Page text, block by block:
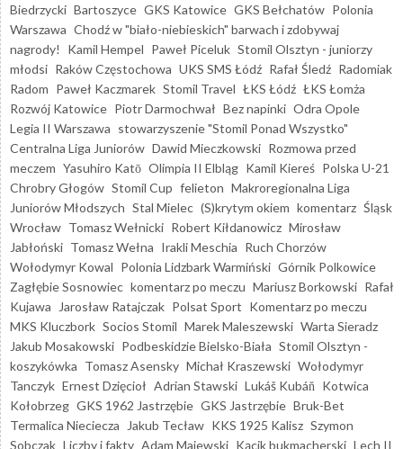
Biedrzycki Bartoszyce GKS Katowice GKS Bełchatów Polonia
Warszawa Chodź w "biało-niebieskich" barwach i zdobywaj
nagrody!
Kamil Hempel Paweł Piceluk Stomil Olsztyn - juniorzy
młodsi Raków Częstochowa UKS SMS Łódź Rafał Śledź Radomiak
Radom Paweł Kaczmarek Stomil Travel ŁKS Łódź ŁKS Łomża
Rozwój Katowice Piotr Darmochwał Bez napinki Odra Opole
Legia II Warszawa stowarzyszenie "Stomil Ponad Wszystko"
Centralna Liga Juniorów Dawid Mieczkowski Rozmowa przed
meczem Yasuhiro Katō Olimpia II Elbląg Kamil Kiereś Polska U-21
Chrobry Głogów Stomil Cup felieton Makroregionalna Liga
Juniorów Młodszych Stal Mielec (S)krytym okiem komentarz Śląsk
Wrocław Tomasz Wełnicki Robert Kiłdanowicz Mirosław
Jabłoński Tomasz Wełna Irakli Meschia Ruch Chorzów
Wołodymyr Kowal Polonia Lidzbark Warmiński Górnik Polkowice
Zagłębie Sosnowiec komentarz po meczu Mariusz Borkowski Rafał
Kujawa
Jarosław Ratajczak Polsat Sport Komentarz po meczu
MKS Kluczbork Socios Stomil Marek Maleszewski Warta Sieradz
Jakub Mosakowski Podbeskidzie Bielsko-Biała Stomil Olsztyn -
koszykówka Tomasz Asensky Michał Kraszewski Wołodymyr
Tanczyk Ernest Dzięcioł Adrian Stawski Lukáš Kubáň Kotwica
Kołobrzeg GKS 1962 Jastrzębie GKS Jastrzębie Bruk-Bet
Termalica Nieciecza
Jakub Tecław KKS 1925 Kalisz Szymon
Sobczak Liczby i fakty Adam Majewski Kącik bukmacherski Lech II